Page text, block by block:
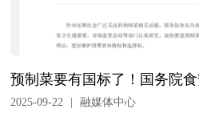
预制菜要有国标了！国务院
2025-09-22
融媒体中心